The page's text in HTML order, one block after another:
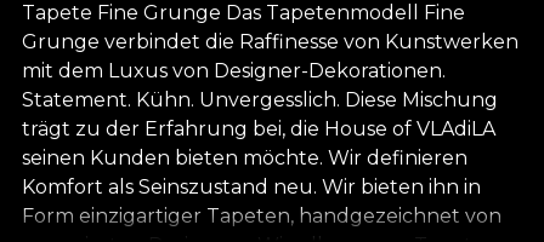
Tapete Fine Grunge Das Tapetenmodell Fine
Grunge verbindet die Raffinesse von Kunstwerken
mit dem Luxus von Designer-Dekorationen.
Statement. Kühn. Unvergesslich. Diese Mischung
trägt zu der Erfahrung bei, die House of VLAdiLA
seinen Kunden bieten möchte. Wir definieren
Komfort als Seinszustand neu. Wir bieten ihn in
Form einzigartiger Tapeten, handgezeichnet von